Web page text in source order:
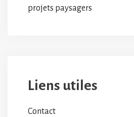
projets paysagers
Liens utiles
Contact